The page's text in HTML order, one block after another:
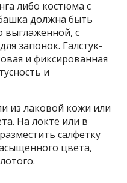
либо костюма с
должна быть
выглаженной, с
запонок. Галстук-
и фиксированная
и
из лаковой кожи или
На локте или в
салфетку
цвета,